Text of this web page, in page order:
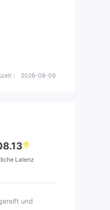
： 2026-08-09
Latenz
und